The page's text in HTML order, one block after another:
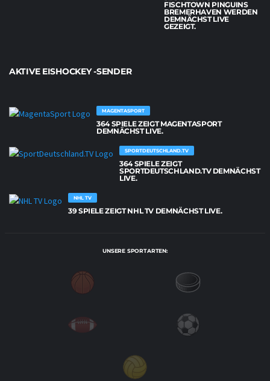
FISCHTOWN PINGUINS
BREMERHAVEN WERDEN
DEMNÄCHST LIVE
GEZEIGT.
AKTIVE EISHOCKEY -SENDER
MAGENTASPORT
364 SPIELE ZEIGT MAGENTASPORT
DEMNÄCHST LIVE.
SPORTDEUTSCHLAND.TV
364 SPIELE ZEIGT
SPORTDEUTSCHLAND.TV DEMNÄCHST
LIVE.
NHL TV
39 SPIELE ZEIGT NHL TV DEMNÄCHST LIVE.
UNSERE SPORTARTEN: